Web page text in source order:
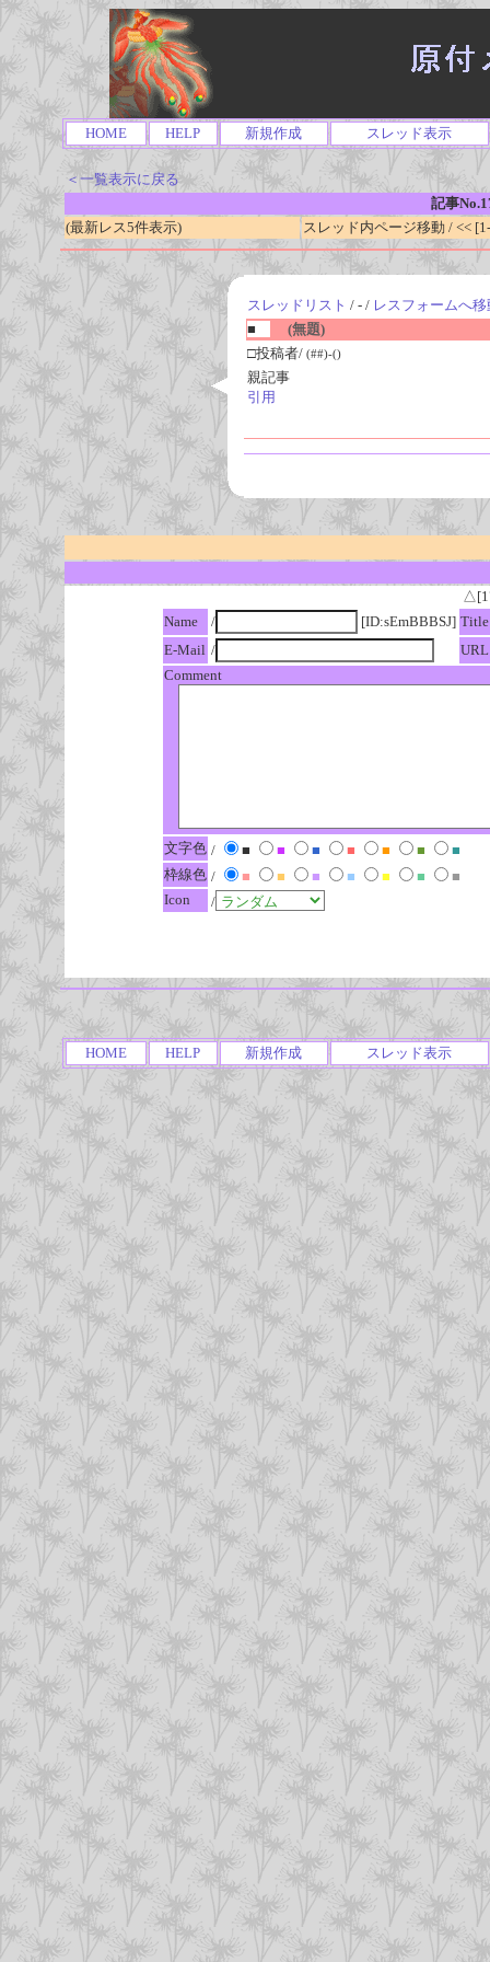
HOME HELP 新規作成 スレッド表示
＜一覧表示に戻る
記事
(最新レス5件表示)
スレッド内ページ移動 / <<
スレッドリスト / - / レスフォームへ移
■
(無題)
□投稿者/ (##)-()
親記事
引用
Name
/ [ID:sEmBBBSJ] Title
E-Mail /
URL
Comment
文字色 / ■ ■ ■ ■ ■ ■
■
枠線色 / ■ ■ ■ ■ ■ ■
■
Icon
/
HOME HELP 新規作成 スレッド表示